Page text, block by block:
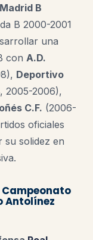
B
B 2000-2001
una
con A.D.
Deportivo
2005-2006),
C.F. (2006-
oficiales
su solidez en
Antolínez